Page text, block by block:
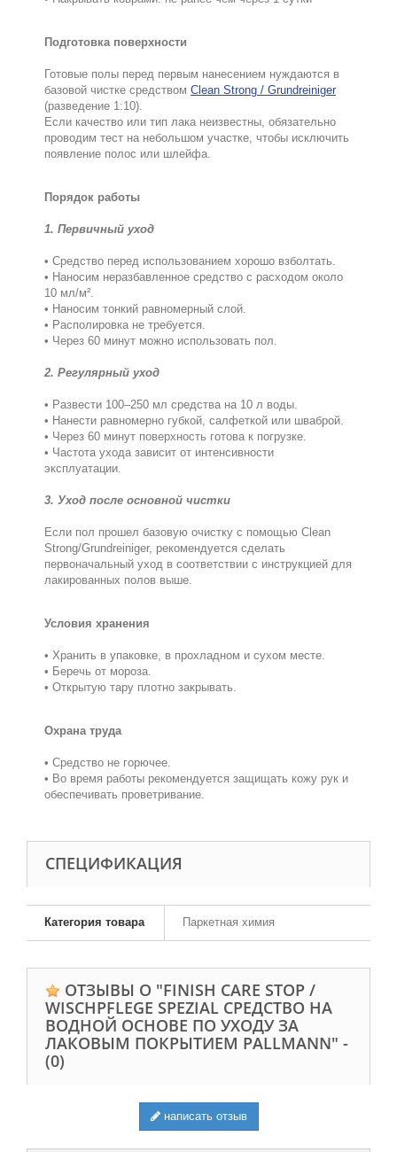
Подготовка поверхности
Готовые полы перед первым нанесением нуждаются в
базовой чистке средством Clean Strong / Grundreiniger
(разведение 1:10).
Если качество или тип лака неизвестны, обязательно
проводим тест на небольшом участке, чтобы исключить
появление полос или шлейфа.
Порядок работы
1. Первичный уход
• Средство перед использованием хорошо взболтать.
• Наносим неразбавленное средство с расходом около
10 мл/м².
• Наносим тонкий равномерный слой.
• Располировка не требуется.
• Через 60 минут можно использовать пол.
2. Регулярный уход
• Развести 100–250 мл средства на 10 л воды.
• Нанести равномерно губкой, салфеткой или шваброй.
• Через 60 минут поверхность готова к погрузке.
• Частота ухода зависит от интенсивности
эксплуатации.
3. Уход после основной чистки
Если пол прошел базовую очистку с помощью Clean
Strong/Grundreiniger, рекомендуется сделать
первоначальный уход в соответствии с инструкцией для
лакированных полов выше.
Условия хранения
• Хранить в упаковке, в прохладном и сухом месте.
• Беречь от мороза.
• Открытую тару плотно закрывать.
Охрана труда
• Средство не горючее.
• Во время работы рекомендуется защищать кожу рук и
обеспечивать проветривание.
CПЕЦИФИКАЦИЯ
Категория товара Паркетная химия
ОТЗЫВЫ О "FINISH CARE STOP /
WISCHPFLEGE SPEZIAL СРЕДСТВО НА
ВОДНОЙ ОСНОВЕ ПО УХОДУ ЗА
ЛАКОВЫМ ПОКРЫТИЕМ PALLMANN" -
(0)
написать отзыв